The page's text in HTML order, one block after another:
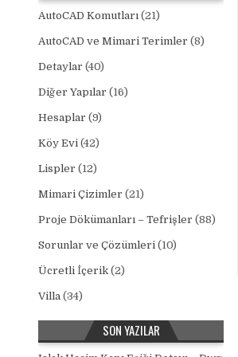
AutoCAD Komutları (21)
AutoCAD ve Mimari Terimler (8)
Detaylar (40)
Diğer Yapılar (16)
Hesaplar (9)
Köy Evi (42)
Lispler (12)
Mimari Çizimler (21)
Proje Dökümanları – Tefrişler (88)
Sorunlar ve Çözümleri (10)
Ücretli İçerik (2)
Villa (34)
SON YAZILAR